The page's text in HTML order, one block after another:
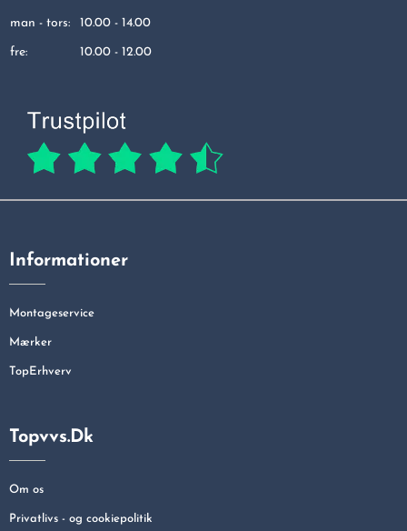
man - tors: 10.00 - 14.00
fre: 10.00 - 12.00
Informationer
Montageservice
Mærker
TopErhverv
Topvvs.dk
Om os
Privatlivs - og cookiepolitik